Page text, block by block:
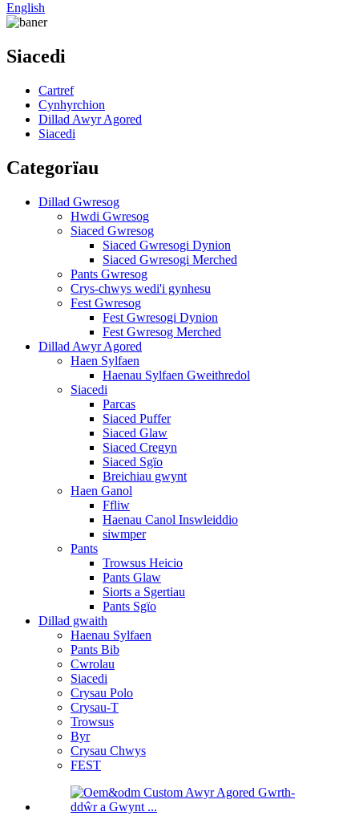
English
Siacedi
Cartref
Cynhyrchion
Dillad Awyr Agored
Siacedi
Categorïau
Dillad Gwresog
Hwdi Gwresog
Siaced Gwresog
Siaced Gwresogi Dynion
Siaced Gwresogi Merched
Pants Gwresog
Crys-chwys wedi'i gynhesu
Fest Gwresog
Fest Gwresogi Dynion
Fest Gwresog Merched
Dillad Awyr Agored
Haen Sylfaen
Haenau Sylfaen Gweithredol
Siacedi
Parcas
Siaced Puffer
Siaced Glaw
Siaced Cregyn
Siaced Sgïo
Breichiau gwynt
Haen Ganol
Ffliw
Haenau Canol Inswleiddio
siwmper
Pants
Trowsus Heicio
Pants Glaw
Siorts a Sgertiau
Pants Sgïo
Dillad gwaith
Haenau Sylfaen
Pants Bib
Cwrolau
Siacedi
Crysau Polo
Crysau-T
Trowsus
Byr
Crysau Chwys
FEST